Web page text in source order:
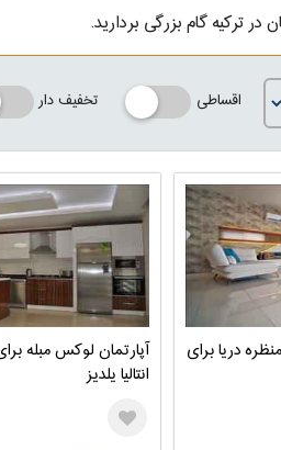
در ترکیه گام بزرگی بردارید.
اقساطی تخفیف دار
دریا برای
آپارتمان لوکس مبله
انتالیا یلدیز